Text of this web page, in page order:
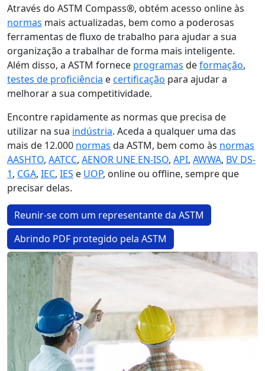
Através do ASTM Compass®, obtém acesso online às
normas mais actualizadas, bem como a poderosas
ferramentas de fluxo de trabalho para ajudar a sua
organização a trabalhar de forma mais inteligente.
Além disso, a ASTM fornece programas deformação,
testes de proficiência ecertificação para ajudar a
melhorar a sua competitividade.
Encontre rapidamente as normas que precisa de
utilizar na sua indústria. Aceda a qualquer uma das
mais de 12.000 normas da ASTM, bem como às normas
AASHTO, AATCC, AENOR UNE EN-ISO, API, AWWA, BV DS-
1, CGA, IEC, IES e UOP, online ou offline, sempre que
precisar delas.
Reunir-se com um representante da ASTM
Abrindo PDF protegido pela ASTM